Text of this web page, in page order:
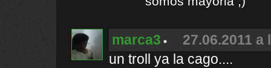
marca3
27.06.2011 a
un troll ya la cago....